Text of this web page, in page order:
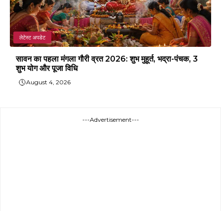
लेटेस्ट अपडेट
सावन का पहला मंगला गौरी व्रत 2026: शुभ मुहूर्त, भद्रा-पंचक, 3
शुभ योग और पूजा विधि
August 4, 2026
---Advertisement---